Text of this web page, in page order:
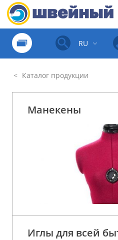
RU
Каталог продукции
Манекены
Иглы для всей